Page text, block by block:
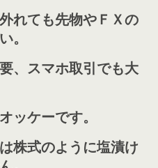
れても先物やＦＸの
。
、スマホ取引でも大
ッケーです。
株式のように塩漬け